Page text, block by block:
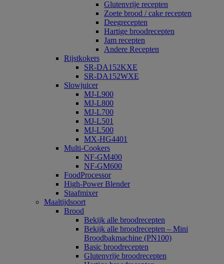
Glutenvrije recepten
Zoete brood / cake recepten
Deegrecepten
Hartige broodrecepten
Jam recepten
Andere Recepten
Rijstkokers
SR-DA152KXE
SR-DA152WXE
Slowjuicer
MJ-L900
MJ-L800
MJ-L700
MJ-L501
MJ-L500
MX-HG4401
Multi-Cookers
NF-GM400
NF-GM600
FoodProcessor
High-Power Blender
Staafmixer
Maaltijdsoort
Brood
Bekijk alle broodrecepten
Bekijk alle broodrecepten – Mini
Broodbakmachine (PN100)
Basic broodrecepten
Glutenvrije broodrecepten